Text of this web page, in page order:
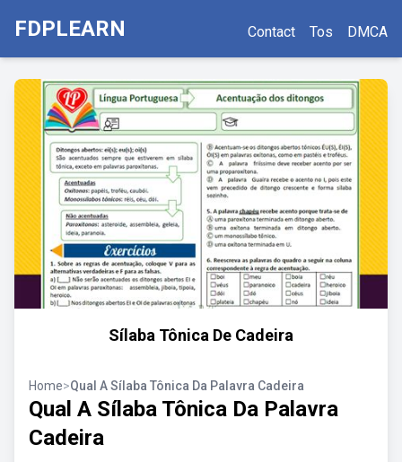
FDPLEARN Contact Tos DMCA
Sílaba Tônica De Cadeira
Home>Qual A Sílaba Tônica Da Palavra Cadeira
Qual A Sílaba Tônica Da Palavra
Cadeira